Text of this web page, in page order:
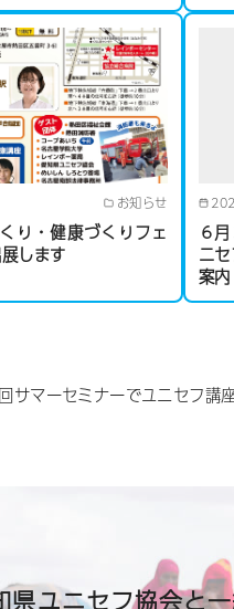
お知らせ
り・健康づくりフェ
します
６
ニ
案内
マーセミナーでユニセフ講
県ユニセフ協会と